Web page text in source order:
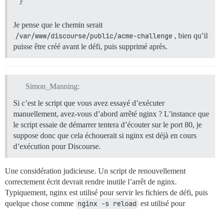
Je pense que le chemin serait
/var/www/discourse/public/acme-challenge , bien qu’il
puisse être créé avant le défi, puis supprimé après.
Simon_Manning:
Si c’est le script que vous avez essayé d’exécuter
manuellement, avez-vous d’abord arrêté nginx ? L’instance que
le script essaie de démarrer tentera d’écouter sur le port 80, je
suppose donc que cela échouerait si nginx est déjà en cours
d’exécution pour Discourse.
Une considération judicieuse. Un script de renouvellement
correctement écrit devrait rendre inutile l’arrêt de nginx.
Typiquement, nginx est utilisé pour servir les fichiers de défi, puis
quelque chose comme nginx -s reload est utilisé pour